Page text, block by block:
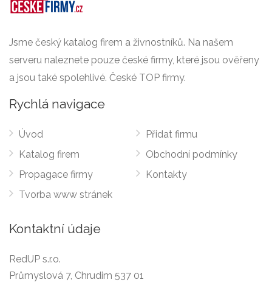
Jsme český katalog firem a živnostníků. Na našem
serveru naleznete pouze české firmy, které jsou ověřeny
a jsou také spolehlivé. České TOP firmy.
Rychlá navigace
Úvod
Katalog firem
Propagace firmy
Tvorba www stránek
Přidat firmu
Obchodní podmínky
Kontakty
Kontaktní údaje
RedUP s.r.o.
Průmyslová 7, Chrudim 537 01